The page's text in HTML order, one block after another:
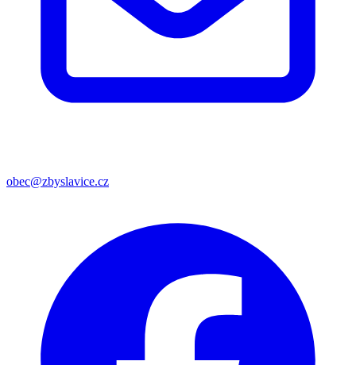
obec@zbyslavice.cz